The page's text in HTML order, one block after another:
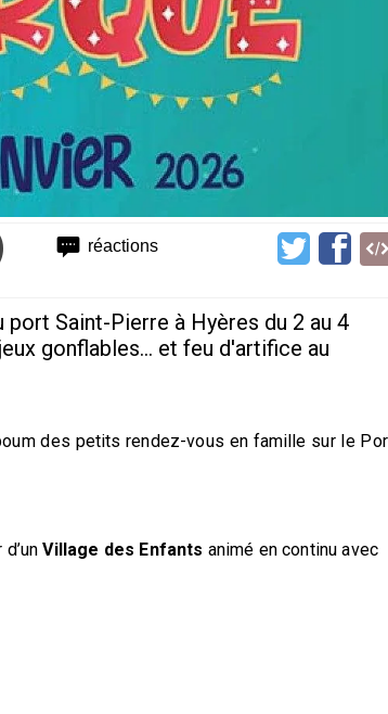
réactions
Saint-Pierre à Hyères du 2 au 4
gonflables... et feu d'artifice au
des petits rendez-vous en famille sur le
d’unVillage des Enfants animé en continu avec